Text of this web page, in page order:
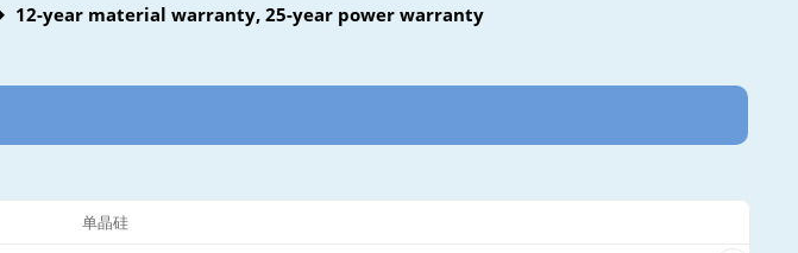
12-year material warranty, 25-year power warranty
单晶硅